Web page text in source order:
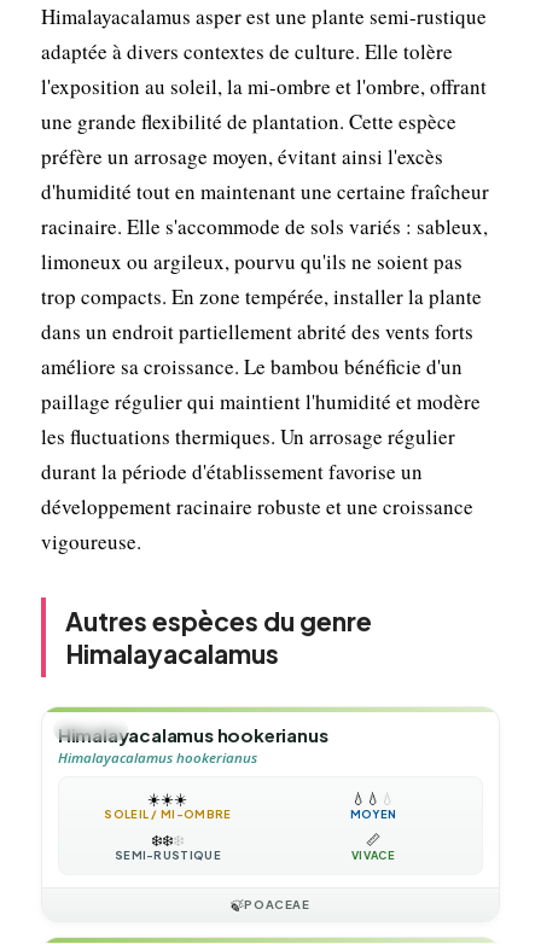
Himalayacalamus asper est une plante semi-rustique
adaptée à divers contextes de culture. Elle tolère
l'exposition au soleil, la mi-ombre et l'ombre, offrant
une grande flexibilité de plantation. Cette espèce
préfère un arrosage moyen, évitant ainsi l'excès
d'humidité tout en maintenant une certaine fraîcheur
racinaire. Elle s'accommode de sols variés : sableux,
limoneux ou argileux, pourvu qu'ils ne soient pas
trop compacts. En zone tempérée, installer la plante
dans un endroit partiellement abrité des vents forts
améliore sa croissance. Le bambou bénéficie d'un
paillage régulier qui maintient l'humidité et modère
les fluctuations thermiques. Un arrosage régulier
durant la période d'établissement favorise un
développement racinaire robuste et une croissance
vigoureuse.
Autres espèces du genre
Himalayacalamus
🌿HERBE
Himalayacalamus hookerianus
Himalayacalamus hookerianus
☀️☀️☀️
SOLEIL / MI-OMBRE
💧 💧 💧
MOYEN
❄️❄️❄️
SEMI-RUSTIQUE
📏
VIVACE
🍃POACEAE